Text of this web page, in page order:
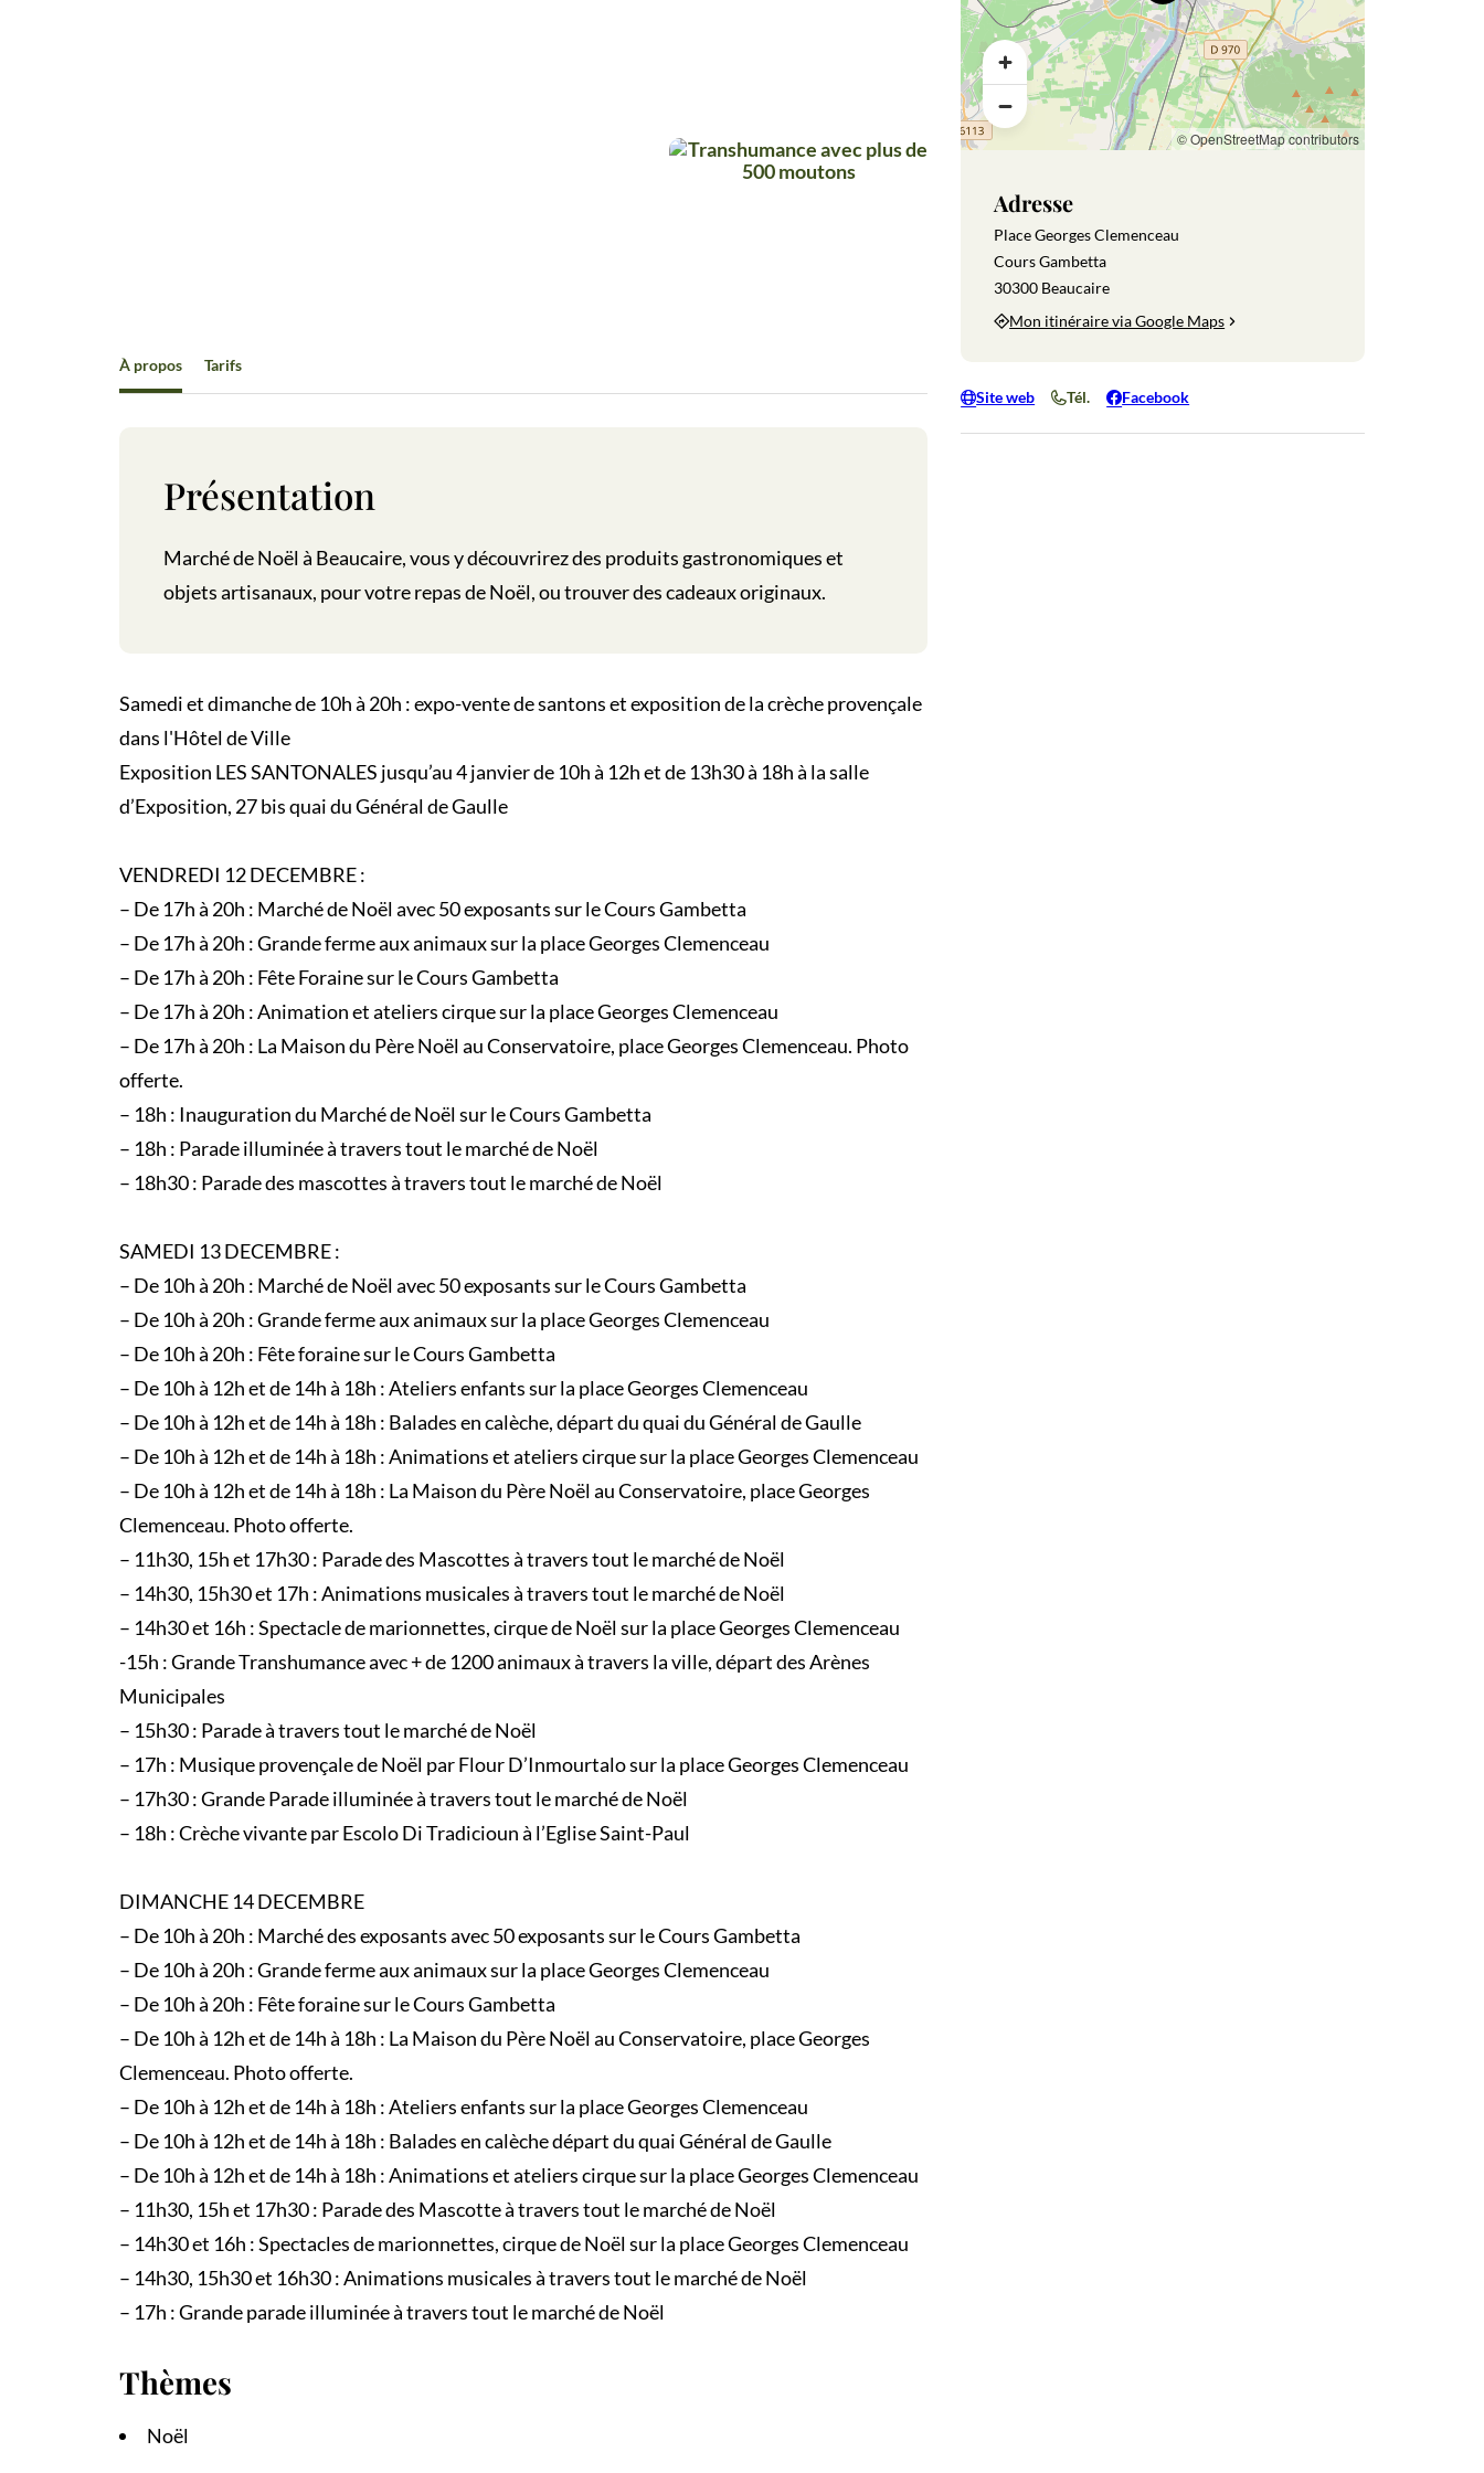
d'Argence
Gastronomie
provençale
La forteresse
médiévale
de Beaucaire
Balades à
vélo
et sites de
visite
Gastronomie
Infos
pratiques
Transhumance avec plus de 500 moutons
À propos Tarifs
Présentation
Marché de Noël à Beaucaire, vous y découvrirez des produits gastronomiques et
objets artisanaux, pour votre repas de Noël, ou trouver des cadeaux originaux.
Samedi et dimanche de 10h à 20h : expo-vente de santons et exposition de la crèche provençale
dans l'Hôtel de Ville
Exposition LES SANTONALES jusqu’au 4 janvier de 10h à 12h et de 13h30 à 18h à la salle
d’Exposition, 27 bis quai du Général de Gaulle
VENDREDI 12 DECEMBRE :
– De 17h à 20h : Marché de Noël avec 50 exposants sur le Cours Gambetta
– De 17h à 20h : Grande ferme aux animaux sur la place Georges Clemenceau
– De 17h à 20h : Fête Foraine sur le Cours Gambetta
– De 17h à 20h : Animation et ateliers cirque sur la place Georges Clemenceau
– De 17h à 20h : La Maison du Père Noël au Conservatoire, place Georges Clemenceau. Photo
offerte.
– 18h : Inauguration du Marché de Noël sur le Cours Gambetta
– 18h : Parade illuminée à travers tout le marché de Noël
– 18h30 : Parade des mascottes à travers tout le marché de Noël
SAMEDI 13 DECEMBRE :
– De 10h à 20h : Marché de Noël avec 50 exposants sur le Cours Gambetta
– De 10h à 20h : Grande ferme aux animaux sur la place Georges Clemenceau
– De 10h à 20h : Fête foraine sur le Cours Gambetta
– De 10h à 12h et de 14h à 18h : Ateliers enfants sur la place Georges Clemenceau
– De 10h à 12h et de 14h à 18h : Balades en calèche, départ du quai du Général de Gaulle
– De 10h à 12h et de 14h à 18h : Animations et ateliers cirque sur la place Georges Clemenceau
– De 10h à 12h et de 14h à 18h : La Maison du Père Noël au Conservatoire, place Georges
Clemenceau. Photo offerte.
– 11h30, 15h et 17h30 : Parade des Mascottes à travers tout le marché de Noël
– 14h30, 15h30 et 17h : Animations musicales à travers tout le marché de Noël
– 14h30 et 16h : Spectacle de marionnettes, cirque de Noël sur la place Georges Clemenceau
-15h : Grande Transhumance avec + de 1200 animaux à travers la ville, départ des Arènes
Municipales
– 15h30 : Parade à travers tout le marché de Noël
– 17h : Musique provençale de Noël par Flour D’Inmourtalo sur la place Georges Clemenceau
– 17h30 : Grande Parade illuminée à travers tout le marché de Noël
– 18h : Crèche vivante par Escolo Di Tradicioun à l’Eglise Saint-Paul
DIMANCHE 14 DECEMBRE
– De 10h à 20h : Marché des exposants avec 50 exposants sur le Cours Gambetta
– De 10h à 20h : Grande ferme aux animaux sur la place Georges Clemenceau
– De 10h à 20h : Fête foraine sur le Cours Gambetta
– De 10h à 12h et de 14h à 18h : La Maison du Père Noël au Conservatoire, place Georges
Clemenceau. Photo offerte.
– De 10h à 12h et de 14h à 18h : Ateliers enfants sur la place Georges Clemenceau
– De 10h à 12h et de 14h à 18h : Balades en calèche départ du quai Général de Gaulle
– De 10h à 12h et de 14h à 18h : Animations et ateliers cirque sur la place Georges Clemenceau
– 11h30, 15h et 17h30 : Parade des Mascotte à travers tout le marché de Noël
– 14h30 et 16h : Spectacles de marionnettes, cirque de Noël sur la place Georges Clemenceau
– 14h30, 15h30 et 16h30 : Animations musicales à travers tout le marché de Noël
– 17h : Grande parade illuminée à travers tout le marché de Noël
Thèmes
Noël
© OpenStreetMap contributors
Adresse
Place Georges Clemenceau
Cours Gambetta
30300 Beaucaire
Mon itinéraire via Google Maps
Site web Tél. Facebook